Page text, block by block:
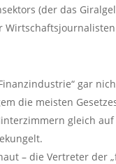
(der das
gar
die meisten
gleich
– die Vertreter der